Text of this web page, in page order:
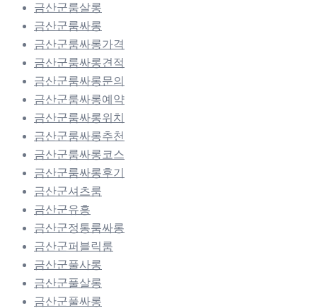
금산군룸살롱
금산군룸싸롱
금산군룸싸롱가격
금산군룸싸롱견적
금산군룸싸롱문의
금산군룸싸롱예약
금산군룸싸롱위치
금산군룸싸롱추천
금산군룸싸롱코스
금산군룸싸롱후기
금산군셔츠룸
금산군유흥
금산군정통룸싸롱
금산군퍼블릭룸
금산군풀사롱
금산군풀살롱
금산군풀싸롱